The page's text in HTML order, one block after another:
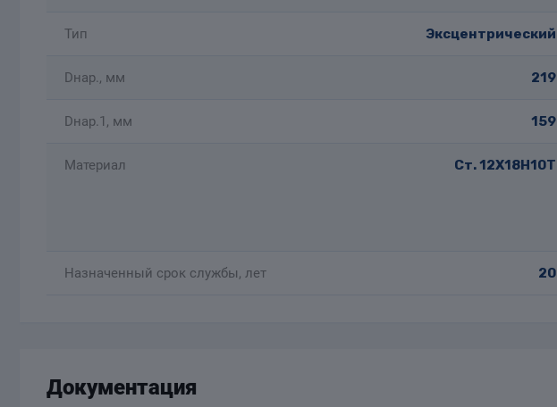
Тип Эксцентрический
Dнар., мм 219
Dнар.1, мм 159
Материал Ст. 12Х18Н10Т
Назначенный срок службы, лет 20
Документация